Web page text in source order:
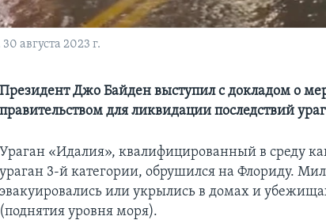
августа 2023 г.
Президент Джо Байден выступил с докладом о
правительством для ликвидации последствий
Ураган «Идалия», квалифицированный в среду
ураган 3-й категории, обрушился на Флориду.
эвакуировались или укрылись в домах и
(поднятия уровня моря).